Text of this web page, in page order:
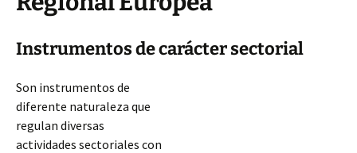
Instrumentos de carácter sectorial
Son instrumentos de
diferente naturaleza que
regulan diversas
actividades sectoriales con